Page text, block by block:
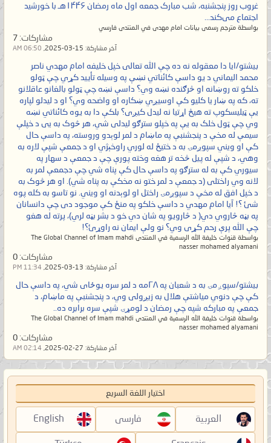
غروب روز پنجشنبه، شب مبارک جمعه اول ماه رمضان ۱۴۴۶هـ با خورشید
اجتماع می‌کند...
بواسطة مترجم رسمی بیانات امام مهدی في المنتدى فارسي
مشاركات:
آخر مشاركة: 06:50 AM
بيشتو/ایا دا معقوله نه ده چې الله تعالی خپل خلیفه امام مهدي ناصر
محمد اليماني د یو داسې کائناتي نښې په وسیله تأیید کړي چې ټولو
خلکو ته روښانه او څرګنده نښه وي؟ داسې نښه چې ټولو بالغانو عاقلانو
ته، که په ښار یا کلیو کې اوسیږي ښکاره او واضحه وي؟ او د لیدلو لپاره
یې ټیلیسکوپ ته هیڅ اړتیا نه لیدل کیږی؟ بلکې دا به یوه کائناتي نښه
وي چې ټول خلک به یې په خپلو سترګو لیدلی شي، هر څوک به یی د خپلې
سیمې له مخې د پنجشنبې په ماښام د لمر لوېدو وروسته، په داسې حال
کې او ویني سپوږمۍ به د ختیځ له لوري راوخېژي او د جمعې شپې لاره به
وهي، د شپې له پیل څخه تر هغه وخته پورې چې د جمعې د سهار په
سیوري کې به له سترګو په داسې حال کې پناه شي چې دجمعې لمر به
لانه وي راختلی (د جمعې د لمر ختو نه مخکې به پناه شي). او هر څوک به
د خپل افق له مخې د سپوږمۍ راختل او لوېدنه او ویني. نو تاسو به کله پوه
شئ ؟! آیا امام مهدي د داسې خلکو په منځ کې موجود دی چې دانسانان
په بڼه څاروي دي( د څارویو په شان دي خو د بشر بڼه لري)، پرته له هغو
چې الله پرې رحم کړی وي؟ نو ولې ایمان نه راوړئ؟!
بواسطة قنوات خليفة الله الرسمية في المنتدى The Global Channel of Imam mahdi
nasser mohamed alyamani
مشاركات:
آخر مشاركة: 11:34 PM
بيشتو/سپوږمۍ به د شعبان په ۲۸مه د لمر سره یوځای شي، په داسې حال
کې چې دنوي میاشتې هلال به زیږولی وي، د پنجشنبې په ماښام، د
جمعې په مبارکه شپه چې رمضان د لومړۍ شپې سره برابره ده..
بواسطة قنوات خليفة الله الرسمية في المنتدى The Global Channel of Imam mahdi
nasser mohamed alyamani
مشاركات:
آخر مشاركة: 02:14 AM
اختيار اللغة السريع
العربية فارسی English